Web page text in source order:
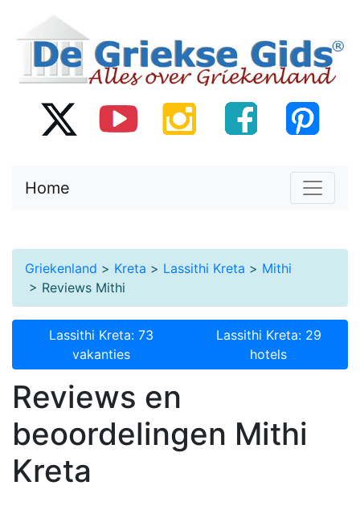
Home
Griekenland > Kreta > Lassithi Kreta > Mithi
> Reviews Mithi
Lassithi Kreta: 73
vakanties
Lassithi Kreta: 29
hotels
Reviews en
beoordelingen Mithi
Kreta